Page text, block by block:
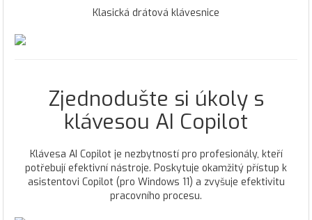
Klasická drátová klávesnice
Zjednodušte si úkoly s
klávesou AI Copilot
Klávesa AI Copilot je nezbytností pro profesionály, kteří
potřebují efektivní nástroje. Poskytuje okamžitý přístup k
asistentovi Copilot (pro Windows 11) a zvyšuje efektivitu
pracovního procesu.